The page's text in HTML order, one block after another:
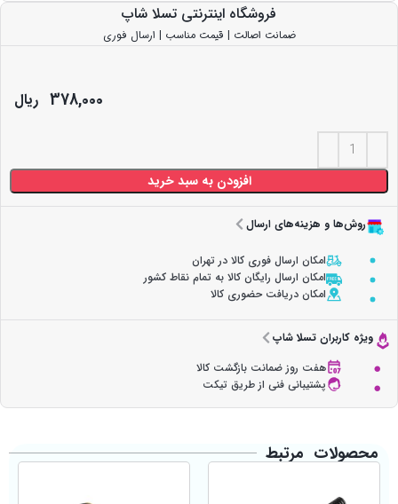
فروشگاه اینترنتی تسلا شاپ
ضمانت اصالت | قیمت مناسب | ارسال فوری
378,000 ریال
افزودن به سبد خرید
روش‌ها و هزینه‌های ارسال
امکان ارسال فوری کالا در تهران
امکان ارسال رایگان کالا به تمام نقاط کشور
امکان دریافت حضوری کالا
ویژه کاربران تسلا شاپ
هفت روز ضمانت بازگشت کالا
پشتیبانی فنی از طریق تیکت
محصولات مرتبط